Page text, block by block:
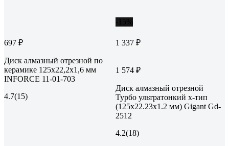
697 ₽
Диск алмазный отрезной по
керамике 125х22,2х1,6 мм
INFORCE 11-01-703
4.7(15)
1 337 ₽
1 574 ₽
Диск алмазный отрезной
Турбо ультратонкий х-тип
(125x22.23х1.2 мм) Gigant Gd-
2512
4.2(18)